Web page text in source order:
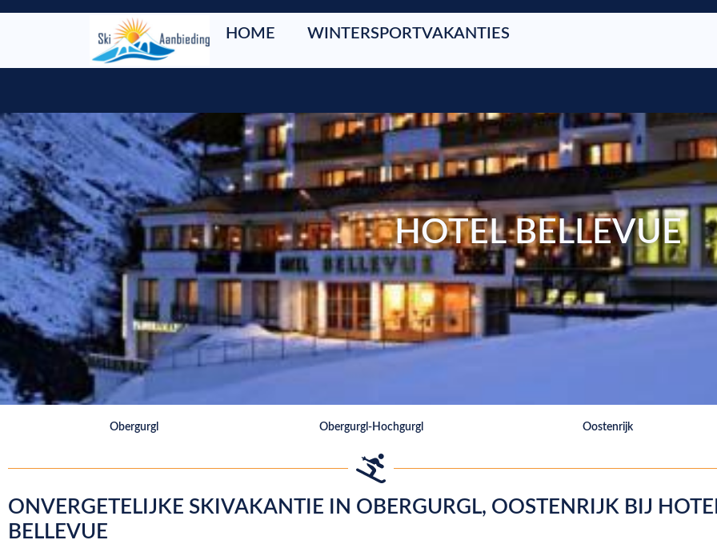
HOME WINTERSPORTVAKANTIES
HOTEL BELLEVUE
Obergurgl Obergurgl-Hochgurgl Oostenrijk
ONVERGETELIJKE SKIVAKANTIE IN OBERGURGL, OOSTENRIJK BIJ
BELLEVUE